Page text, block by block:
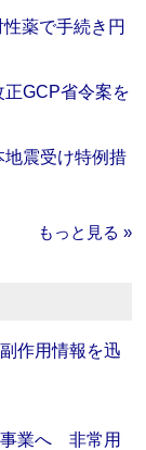
性薬で手続き円
正GCP省令案を
地震受け特例措
もっと見る »
作用情報を迅
事業へ 非常用